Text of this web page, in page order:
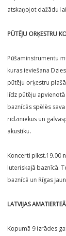
atskaņojot dažādu
PŪTĒJU ORĶESTRU
Pūšaminstrumentu
kuras ieviešana
pūtēju orķestru
līdz pūtēju
baznīcās spēlēs
rīdziniekus un
akustiku.
Koncerti plkst.19.00
luteriskajā baznīcā.
baznīcā un Rīgas
LATVIJAS
Kopumā 9 izrādes